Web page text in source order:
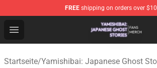
FREE shipping on orders over
Open menu
Yamishibai: Japanese Ghost
Startseite/Yamishibai: Japanese Ghost